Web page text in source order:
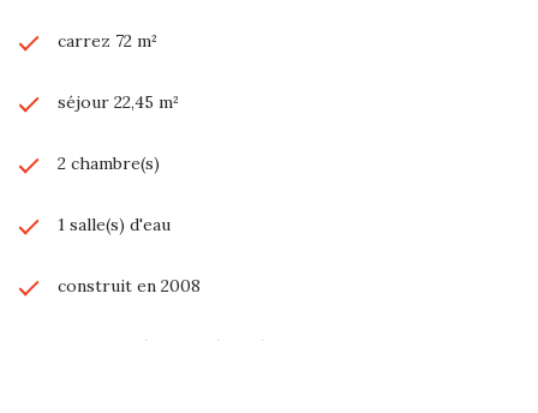
carrez 72 m²
séjour 22,45 m²
2 chambre(s)
1 salle(s) d'eau
construit en 2008
cuisine américaine (équipée)